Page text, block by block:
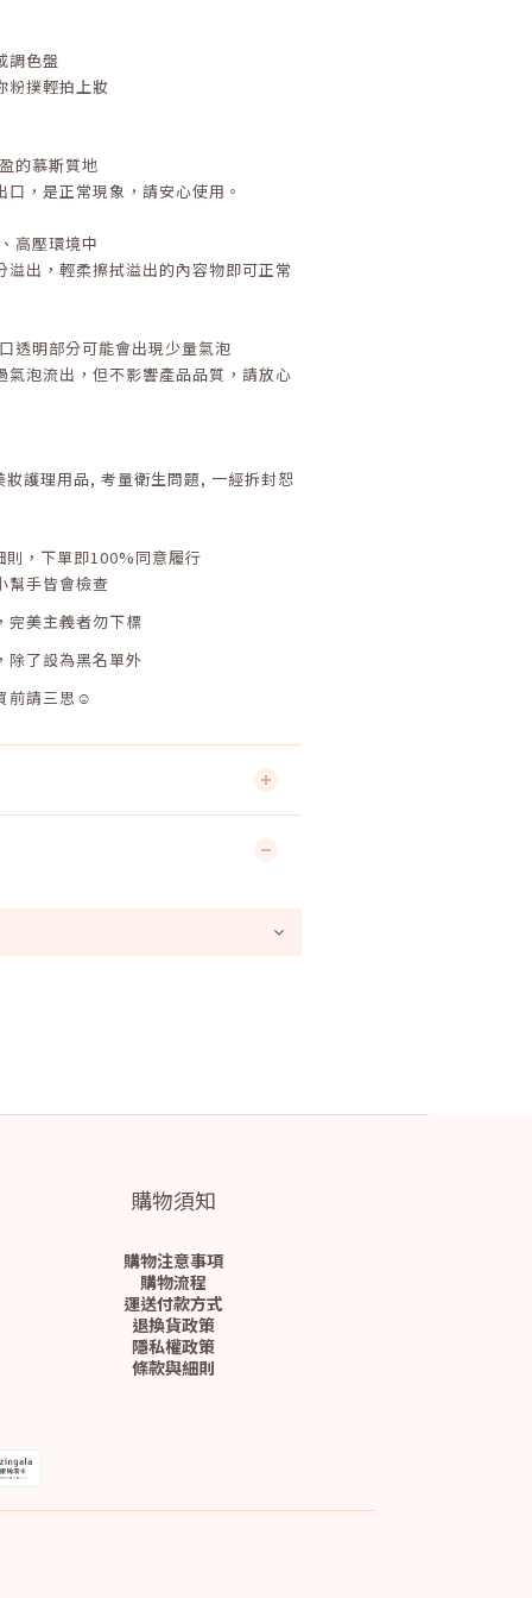
調色盤
粉撲輕拍上妝
的慕斯質地
，是正常現象，請安心使用。
高壓環境中
溢出，輕柔擦拭溢出的內容物即可正常
透明部分可能會出現少量氣泡
氣泡流出，但不影響產品品質，請放心
妝護理用品, 考量衛生問題, 一經拆封恕
則，下單即100%同意履行
幫手皆會檢查
完美主義者勿下標
除了設為黑名單外
前請三思☺
購物須知
購物注意事項
購物流程
運送付款方式
退換貨政策
隱私權政策
條款與細則